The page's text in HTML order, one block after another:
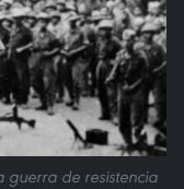
guerra de resistencia